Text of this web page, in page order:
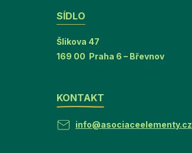
SÍDLO
Šlikova 47
169 00 Praha 6 – Břevnov
KONTAKT
info@asociaceelementy.cz